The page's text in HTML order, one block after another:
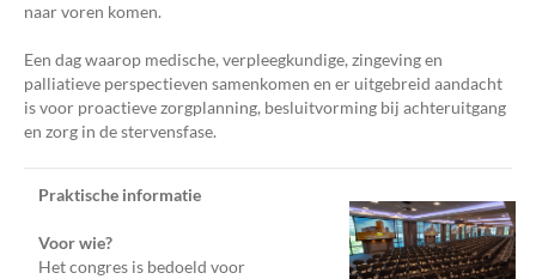
naar voren komen.
Een dag waarop medische, verpleegkundige, zingeving en
palliatieve perspectieven samenkomen en er uitgebreid aandacht
is voor proactieve zorgplanning, besluitvorming bij achteruitgang
en zorg in de stervensfase.
Praktische informatie
Voor wie?
Het congres is bedoeld voor